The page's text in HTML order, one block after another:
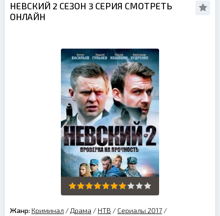
НЕВСКИЙ 2 СЕЗОН 3 СЕРИЯ СМОТРЕТЬ
ОНЛАЙН
Жанр: Криминал / Драма / НТВ / Сериалы 2017 /